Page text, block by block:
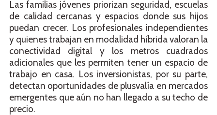
Las familias jóvenes priorizan seguridad, escuelas
de calidad cercanas y espacios donde sus hijos
puedan crecer. Los profesionales independientes
y quienes trabajan en modalidad híbrida valoran la
conectividad digital y los metros cuadrados
adicionales que les permiten tener un espacio de
trabajo en casa. Los inversionistas, por su parte,
detectan oportunidades de plusvalía en mercados
emergentes que aún no han llegado a su techo de
precio.